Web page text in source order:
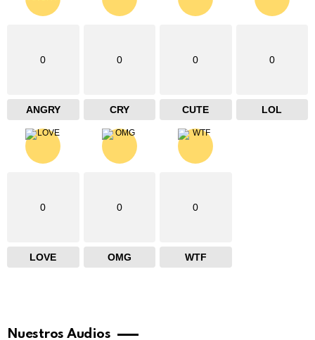
0
ANGRY
0
CRY
0
CUTE
0
LOL
0
LOVE
0
OMG
0
WTF
Nuestros Audios